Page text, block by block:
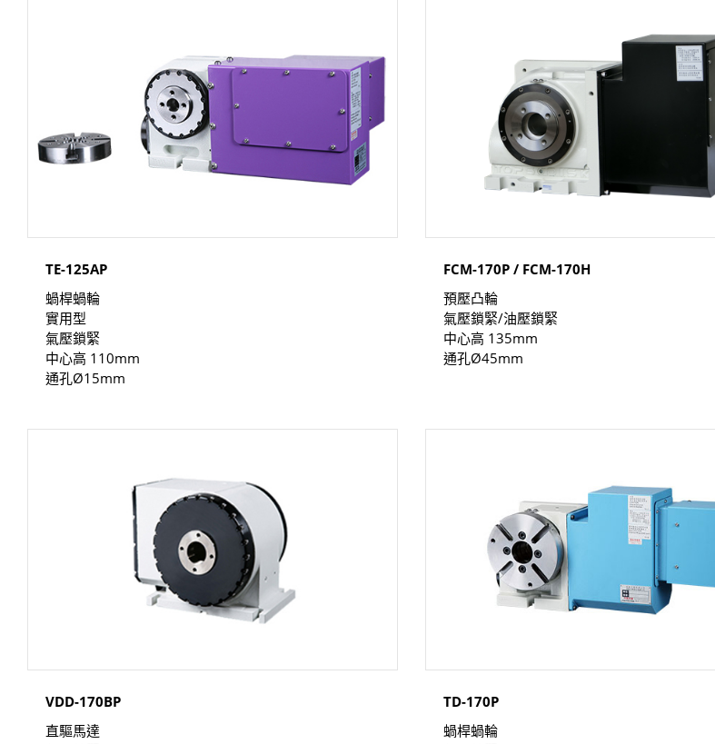
TE-125AP
蝸桿蝸輪
實用型
氣壓鎖緊
中心高 110mm
通孔Ø15mm
FCM-170P / FCM-170H
預壓凸輪
氣壓鎖緊/油壓鎖緊
中心高 135mm
通孔Ø45mm
VDD-170BP
直驅馬達
TD-170P
蝸桿蝸輪